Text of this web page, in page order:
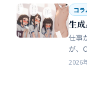
コラ
生
仕事
が、
やれ
2026